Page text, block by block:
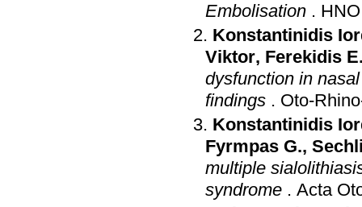
Embolisation . HNO
Konstantinidis
Viktor, Ferekidis
dysfunction in
findings . Oto-
Konstantinidis
Fyrmpas G.,
multiple sialolithiasis of the parotid
syndrome . Acta